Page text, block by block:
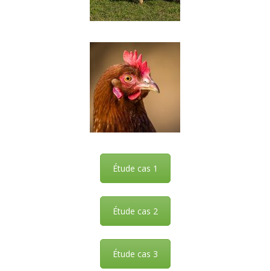
Étude cas 1
Étude cas 2
Étude cas 3